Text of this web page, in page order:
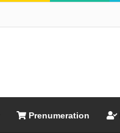
Prenumeration